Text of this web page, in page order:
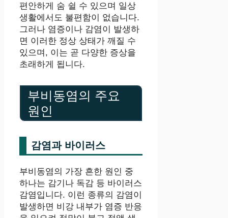
편안하게 숨 쉴 수 있으며 일상
생활에서도 불편함이 없습니다.
그러나 염증이나 감염이 발생하
면 이러한 정상 상태가 깨질 수
있으며, 이는 곧 다양한 증상을
초래하게 됩니다.
부비동염의 주요
원인
감염과 바이러스
부비동염의 가장 흔한 원인 중
하나는 감기나 독감 등 바이러스
감염입니다. 이런 종류의 감염이
발생하면 비강 내부가 염증 반응